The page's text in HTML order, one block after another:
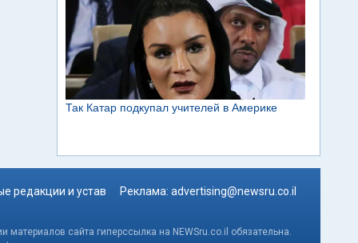
редакции и устав Реклама: advertising@newsru.co.il
сайта гиперссылка на NEWSru.co.il обязательна.